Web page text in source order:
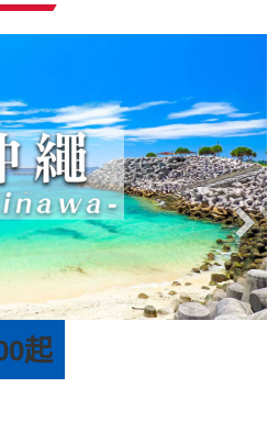
旅行 25900起